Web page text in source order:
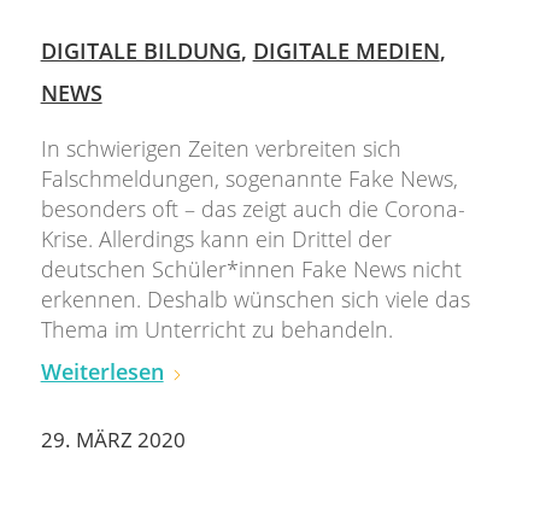
DIGITALE BILDUNG, DIGITALE MEDIEN,
NEWS
In schwierigen Zeiten verbreiten sich
Falschmeldungen, sogenannte Fake News,
besonders oft – das zeigt auch die Corona-
Krise. Allerdings kann ein Drittel der
deutschen Schüler*innen Fake News nicht
erkennen. Deshalb wünschen sich viele das
Thema im Unterricht zu behandeln.
Weiterlesen
29. MÄRZ 2020